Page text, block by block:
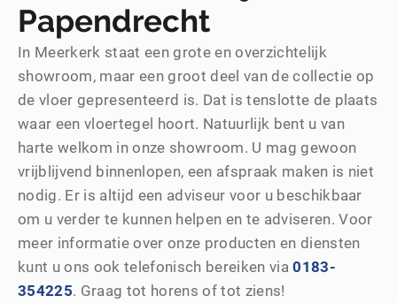
Papendrecht
In Meerkerk staat een grote en overzichtelijk
showroom, maar een groot deel van de collectie op
de vloer gepresenteerd is. Dat is tenslotte de plaats
waar een vloertegel hoort. Natuurlijk bent u van
harte welkom in onze showroom. U mag gewoon
vrijblijvend binnenlopen, een afspraak maken is niet
nodig. Er is altijd een adviseur voor u beschikbaar
om u verder te kunnen helpen en te adviseren. Voor
meer informatie over onze producten en diensten
kunt u ons ook telefonisch bereiken via0183-
354225. Graag tot horens of tot ziens!